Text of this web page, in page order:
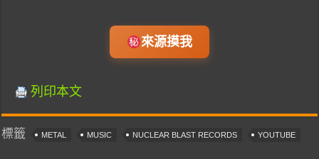
來源摸我
列印本文
標籤 METAL MUSIC NUCLEAR BLAST RECORDS YOUTUBE